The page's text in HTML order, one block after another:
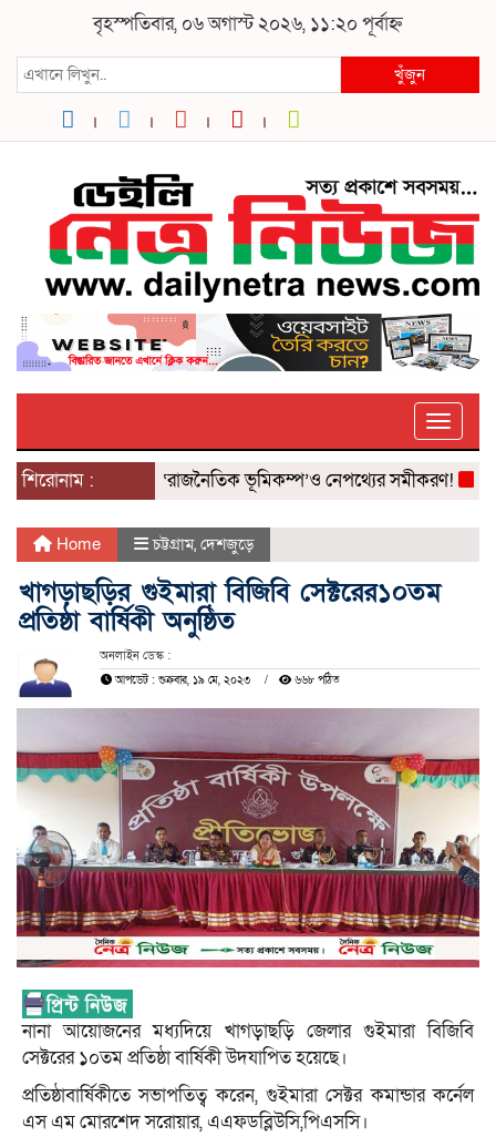
বৃহস্পতিবার, ০৬ অগাস্ট ২০২৬, ১১:২০ পূর্বাহ্ন
খুঁজুন
শিরোনাম :৫ আগস্টের ‘রাজনৈতিক ভূমিকম্প’ও নেপথ্যের সমীকরণ!
Home চট্টগ্রাম, দেশজুড়ে
খাগড়াছড়ির গুইমারা বিজিবি সেক্টরের১০তম
প্রতিষ্ঠা বার্ষিকী অনুষ্ঠিত
অনলাইন ডেস্ক :
আপডেট : শুক্রবার, ১৯ মে, ২০২৩ ৬৬৮ পঠিত
নানা আয়োজনের মধ্যদিয়ে খাগড়াছড়ি জেলার গুইমারা বিজিবি
সেক্টরের ১০তম প্রতিষ্ঠা বার্ষিকী উদযাপিত হয়েছে।
প্রতিষ্ঠাবার্ষিকীতে সভাপতিত্ব করেন, গুইমারা সেক্টর কমান্ডার কর্নেল
এস এম মোরশেদ সরোয়ার, এএফডব্লিউসি,পিএসসি।